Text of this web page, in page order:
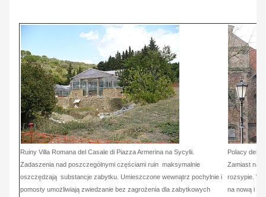
Ruiny Villa Romana del Casale di Piazza Armerina na Sycylii.
Zadaszenia nad poszczególnymi częściami ruin maksymalnie
oszczędzają substancje zabytku. Umieszczone wewnątrz pochylnie i
pomosty umożliwiają zwiedzanie bez zagrożenia dla zabytkowych
Polacy
Zamiast na
rozsypie.
na nową i